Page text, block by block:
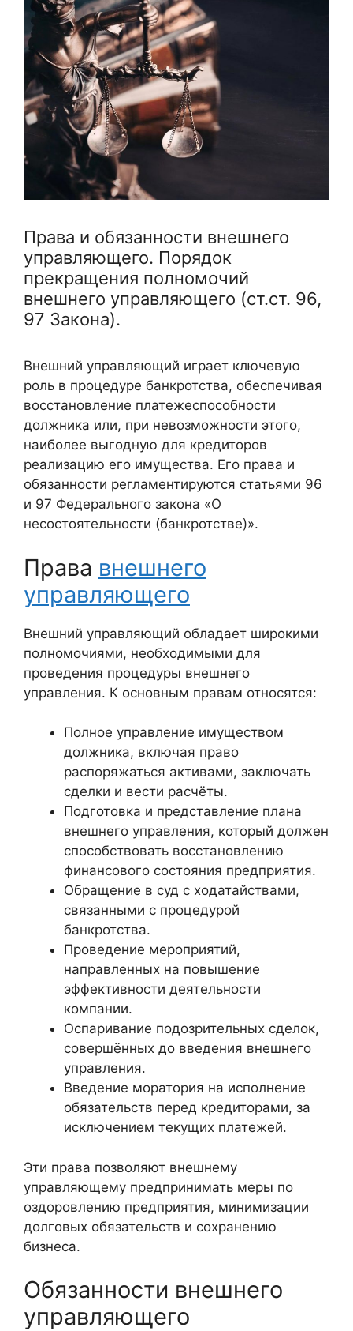
Права и обязанности внешнего
управляющего. Порядок
прекращения полномочий
внешнего управляющего (ст.ст. 96,
97 Закона).
Внешний управляющий играет ключевую
роль в процедуре банкротства, обеспечивая
восстановление платежеспособности
должника или, при невозможности этого,
наиболее выгодную для кредиторов
реализацию его имущества. Его права и
обязанности регламентируются статьями 96
и 97 Федерального закона «О
несостоятельности (банкротстве)».
Права внешнего
управляющего
Внешний управляющий обладает широкими
полномочиями, необходимыми для
проведения процедуры внешнего
управления. К основным правам относятся:
Полное управление имуществом
должника, включая право
распоряжаться активами, заключать
сделки и вести расчёты.
Подготовка и представление плана
внешнего управления, который должен
способствовать восстановлению
финансового состояния предприятия.
Обращение в суд с ходатайствами,
связанными с процедурой
банкротства.
Проведение мероприятий,
направленных на повышение
эффективности деятельности
компании.
Оспаривание подозрительных сделок,
совершённых до введения внешнего
управления.
Введение моратория на исполнение
обязательств перед кредиторами, за
исключением текущих платежей.
Эти права позволяют внешнему
управляющему предпринимать меры по
оздоровлению предприятия, минимизации
долговых обязательств и сохранению
бизнеса.
Обязанности внешнего
управляющего